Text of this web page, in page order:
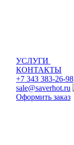
УСЛУГИ
КОНТАКТЫ
+7 343 383-26-98
sale@saverhot.ru
Оформить заказ